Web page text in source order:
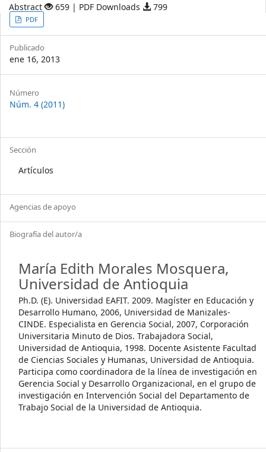
Abstract 659 | PDF Downloads 799
Article
Sidebar
PDF
Publicado
ene 16, 2013
Article
Details
Número
Núm. 4 (2011)
Sección
Artículos
Agencias de apoyo
Biografía del autor/a
María Edith Morales Mosquera,
Universidad de Antioquia
Ph.D. (E). Universidad EAFIT. 2009. Magíster en Educación y
Desarrollo Humano, 2006, Universidad de Manizales-
CINDE. Especialista en Gerencia Social, 2007, Corporación
Universitaria Minuto de Dios. Trabajadora Social,
Universidad de Antioquia, 1998. Docente Asistente Facultad
de Ciencias Sociales y Humanas, Universidad de Antioquia.
Participa como coordinadora de la línea de investigación en
Gerencia Social y Desarrollo Organizacional, en el grupo de
investigación en Intervención Social del Departamento de
Trabajo Social de la Universidad de Antioquia.